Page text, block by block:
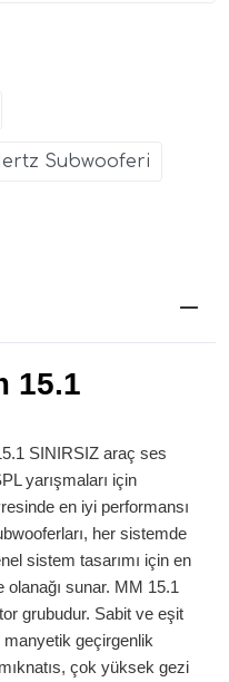
Subwooferi
15.1
SINIRSIZ araç ses
yarışmaları için
en iyi performansı
her sistemde
sistem tasarımı için en
sunar. MM 15.1
grubudur. Sabit ve eşit
geçirgenlik
çok yüksek gezi